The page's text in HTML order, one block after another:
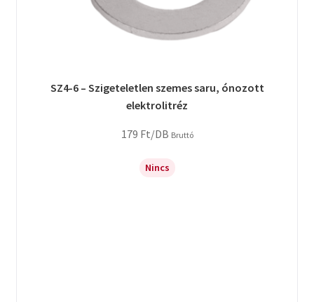
SZ4-6 – Szigeteletlen szemes saru, ónozott
elektrolitréz
179 Ft/DB Bruttó
Nincs